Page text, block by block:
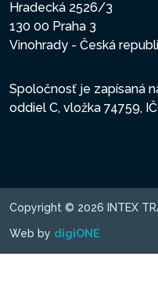
Hradecká 2526/3
130 00 Praha 3
Vinohrady - Česká
Spoločnosť je zapísaná
oddiel C, vložka 74759,
Copyright © 2026 INTEX
Web by digiONE